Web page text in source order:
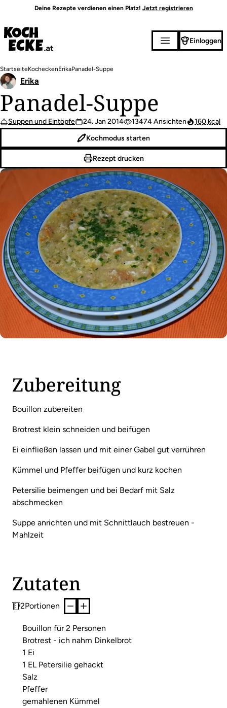
Inhalt
Deine Rezepte verdienen einen Platz! Jetzt registrieren
Einloggen
Pfadnavigation
StartseiteKocheckenErikaPanadel-Suppe
Panadel-Suppe
Suppen und Eintöpfe 24. Jan 2014 13474 Ansichten 160 kcal
Erika
Kochmodus starten
Rezept drucken
Zubereitung
Bouillon zubereiten
Brotrest klein schneiden und beifügen
Ei einfließen lassen und mit einer Gabel gut verrühren
Kümmel und Pfeffer beifügen und kurz kochen
Petersilie beimengen und bei Bedarf mit Salz
abschmecken
Suppe anrichten und mit Schnittlauch bestreuen -
Mahlzeit
Zutaten
2Portionen
Bouillon für 2 Personen
Brotrest - ich nahm Dinkelbrot
1 Ei
1 EL Petersilie gehackt
Salz
Pfeffer
gemahlenen Kümmel